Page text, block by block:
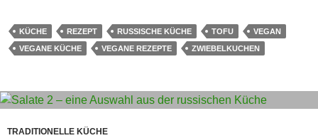
er
e
at
s
p
p
ail e
ss
a
e
ss
e
g
er
e
gr
m
c
e
o
o
KÜCHE REZEPT RUSSISCHE KÜCHE TOFU
VEGAN
VEGANE KÜCHE
VEGANE REZEPTE ZWIEBELKUCHEN
TRADITIONELLE KÜCHE